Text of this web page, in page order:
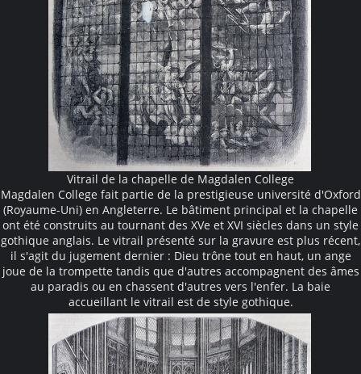
Vitrail de la chapelle de Magdalen College
Magdalen College fait partie de la prestigieuse université d'Oxford
(Royaume-Uni) en Angleterre. Le bâtiment principal et la chapelle
ont été construits au tournant des XVe et XVI siècles dans un style
gothique anglais. Le vitrail présenté sur la gravure est plus récent,
il s'agit du jugement dernier : Dieu trône tout en haut, un ange
joue de la trompette tandis que d'autres accompagnent des âmes
au paradis ou en chassent d'autres vers l'enfer. La baie
accueillant le vitrail est de style gothique.